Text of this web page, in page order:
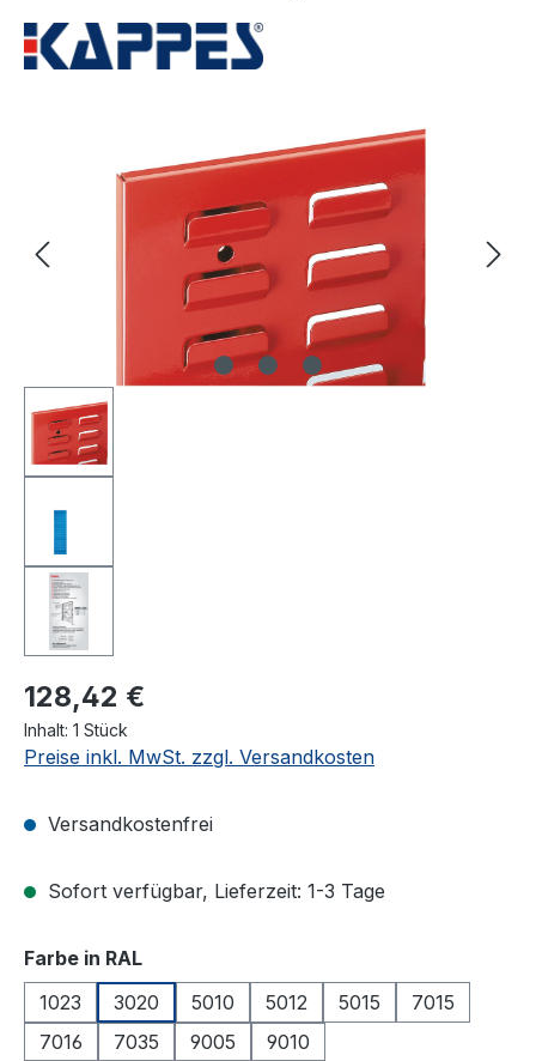
128,42 €
Inhalt: 1 Stück
Preise inkl. MwSt. zzgl. Versandkosten
Versandkostenfrei
Sofort verfügbar, Lieferzeit: 1-3 Tage
Farbe in RALauswählen
1023
3020 5010 5012 5015
7015
7016
7035 9005 9010